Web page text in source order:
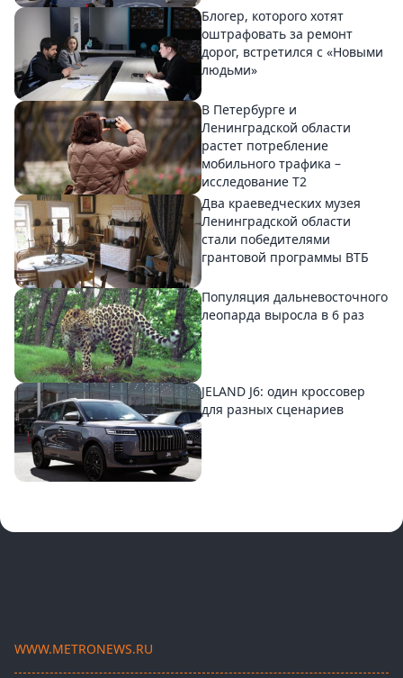
Блогер, которого хотят
оштрафовать за ремонт
дорог, встретился с «Новыми
людьми»
В Петербурге и
Ленинградской области
растет потребление
мобильного трафика –
исследование T2
Два краеведческих музея
Ленинградской области
стали победителями
грантовой программы ВТБ
Популяция дальневосточного
леопарда выросла в 6 раз
JELAND J6: один кроссовер
для разных сценариев
WWW.METRONEWS.RU